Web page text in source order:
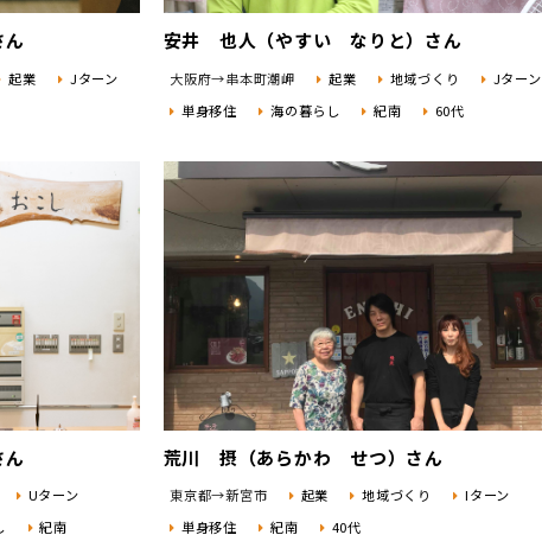
起業
Jターン
安井 也人（やすい なりと）さん
大阪府→串本町潮岬 起業 地域づくり
Jターン
単身移住
海の暮らし 紀南 60代
Uターン
紀南
荒川 摂（あらかわ せつ）さん
東京都→新宮市 起業 地域づくり
Iターン
単身移住
紀南 40代